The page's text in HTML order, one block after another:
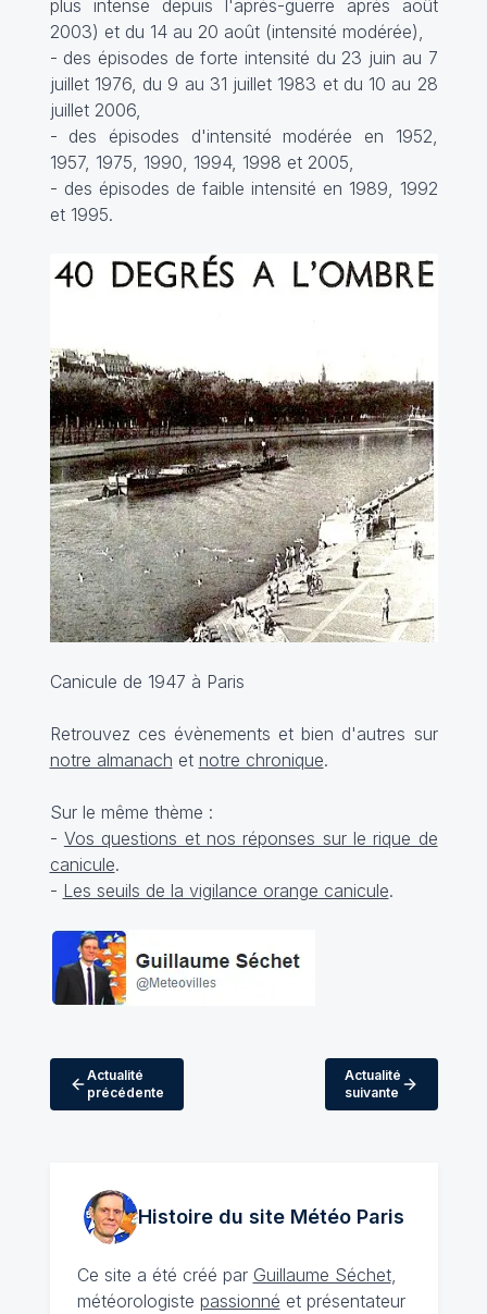
plus intense depuis l'après-guerre après août
2003) et du 14 au 20 août (intensité modérée),
- des épisodes de forte intensité du 23 juin au 7
juillet 1976, du 9 au 31 juillet 1983 et du 10 au 28
juillet 2006,
- des épisodes d'intensité modérée en 1952,
1957, 1975, 1990, 1994, 1998 et 2005,
- des épisodes de faible intensité en 1989, 1992
et 1995.
Canicule de 1947 à Paris
Retrouvez ces évènements et bien d'autres sur
notre almanach et notre chronique.
Sur le même thème :
- Vos questions et nos réponses sur le rique de
canicule.
- Les seuils de la vigilance orange canicule.
Actualité
précédente
Actualité
suivante
Histoire du site MétéoParis
Ce site a été créé par Guillaume Séchet,
météorologiste passionné et présentateur